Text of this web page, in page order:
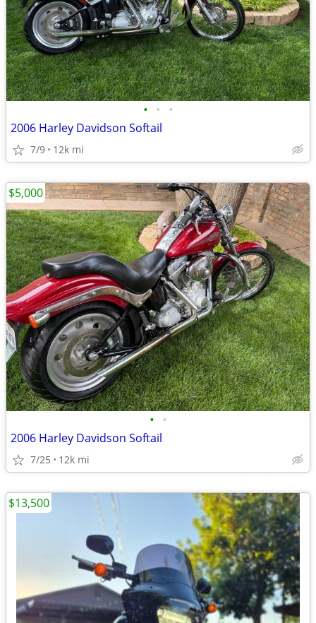
• • •
2006 Harley Davidson Softail
7/9 12k mi
• •
2006 Harley Davidson Softail
7/25 12k mi
$5,000
$13,500